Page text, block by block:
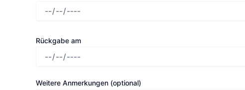
Rückgabe am
Weitere Anmerkungen (optional)